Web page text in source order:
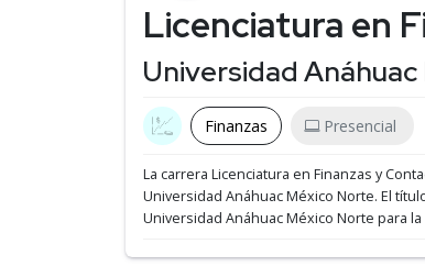
Licenciatura en
Universidad
Finanzas Presencial
La carrera Licenciatura en Finanzas y
Universidad Anáhuac México Norte. El
Universidad Anáhuac México Norte para